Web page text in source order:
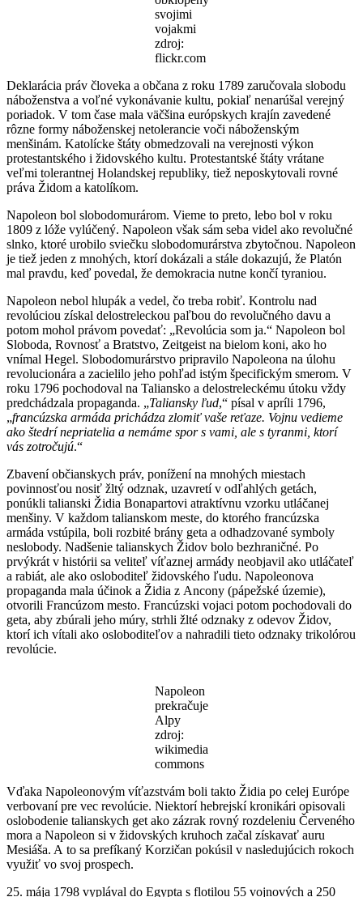
svojimi
vojakmi
zdroj:
flickr.com
Deklarácia práv človeka a občana z roku 1789 zaručovala slobodu
náboženstva a voľné vykonávanie kultu, pokiaľ nenarúšal verejný
poriadok. V tom čase mala väčšina európskych krajín zavedené
rôzne formy náboženskej netolerancie voči náboženským
menšinám. Katolícke štáty obmedzovali na verejnosti výkon
protestantského i židovského kultu. Protestantské štáty vrátane
veľmi tolerantnej Holandskej republiky, tiež neposkytovali rovné
práva Židom a katolíkom.
Napoleon bol slobodomurárom. Vieme to preto, lebo bol v roku
1809 z lóže vylúčený. Napoleon však sám seba videl ako revolučné
slnko, ktoré urobilo sviečku slobodomurárstva zbytočnou. Napoleon
je tiež jeden z mnohých, ktorí dokázali a stále dokazujú, že Platón
mal pravdu, keď povedal, že demokracia nutne končí tyraniou.
Napoleon nebol hlupák a vedel, čo treba robiť. Kontrolu nad
revolúciou získal delostreleckou paľbou do revolučného davu a
potom mohol právom povedať: „Revolúcia som ja.“ Napoleon bol
Sloboda, Rovnosť a Bratstvo, Zeitgeist na bielom koni, ako ho
vnímal Hegel. Slobodomurárstvo pripravilo Napoleona na úlohu
revolucionára a zacielilo jeho pohľad istým špecifickým smerom. V
roku 1796 pochodoval na Taliansko a delostreleckému útoku vždy
predchádzala propaganda. „Taliansky ľud,“ písal v apríli 1796,
„francúzska armáda prichádza zlomiť vaše reťaze. Vojnu vedieme
ako štedrí nepriatelia a nemáme spor s vami, ale s tyranmi, ktorí
vás zotročujú.“
Zbavení občianskych práv, ponížení na mnohých miestach
povinnosťou nosiť žltý odznak, uzavretí v odľahlých getách,
ponúkli talianski Židia Bonapartovi atraktívnu vzorku utláčanej
menšiny. V každom talianskom meste, do ktorého francúzska
armáda vstúpila, boli rozbité brány geta a odhadzované symboly
neslobody. Nadšenie talianskych Židov bolo bezhraničné. Po
prvýkrát v histórii sa veliteľ víťaznej armády neobjavil ako utláčateľ
a rabiát, ale ako osloboditeľ židovského ľudu. Napoleonova
propaganda mala účinok a Židia z Ancony (pápežské územie),
otvorili Francúzom mesto. Francúzski vojaci potom pochodovali do
geta, aby zbúrali jeho múry, strhli žlté odznaky z odevov Židov,
ktorí ich vítali ako osloboditeľov a nahradili tieto odznaky trikolórou
revolúcie.
Napoleon
prekračuje
Alpy
zdroj:
wikimedia
commons
Vďaka Napoleonovým víťazstvám boli takto Židia po celej Európe
verbovaní pre vec revolúcie. Niektorí hebrejskí kronikári opisovali
oslobodenie talianskych get ako zázrak rovný rozdeleniu Červeného
mora a Napoleon si v židovských kruhoch začal získavať auru
Mesiáša. A to sa prefíkaný Korzičan pokúsil v nasledujúcich rokoch
využiť vo svoj prospech.
25. mája 1798 vyplával do Egypta s flotilou 55 vojnových a 250